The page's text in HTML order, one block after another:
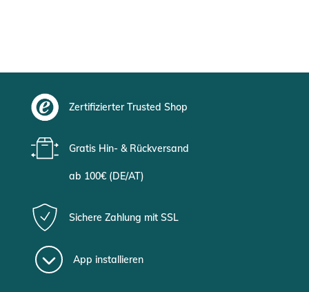
Zertifizierter Trusted Shop
Gratis Hin- & Rückversand
ab 100€ (DE/AT)
Sichere Zahlung mit SSL
App installieren